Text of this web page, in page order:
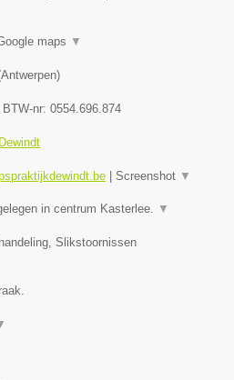
maps ▼
Antwerpen)
BTW-nr: 0554.696.874
Screenshot ▼
in centrum Kasterlee. ▼
Slikstoornissen